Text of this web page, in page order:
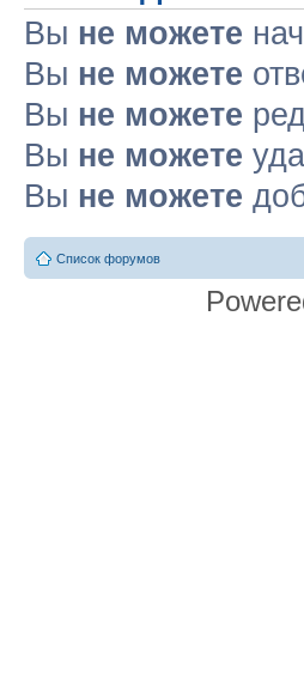
Вы не можете
Вы не можете
Вы не можете
Вы не можете
Вы не можете
Список форумов